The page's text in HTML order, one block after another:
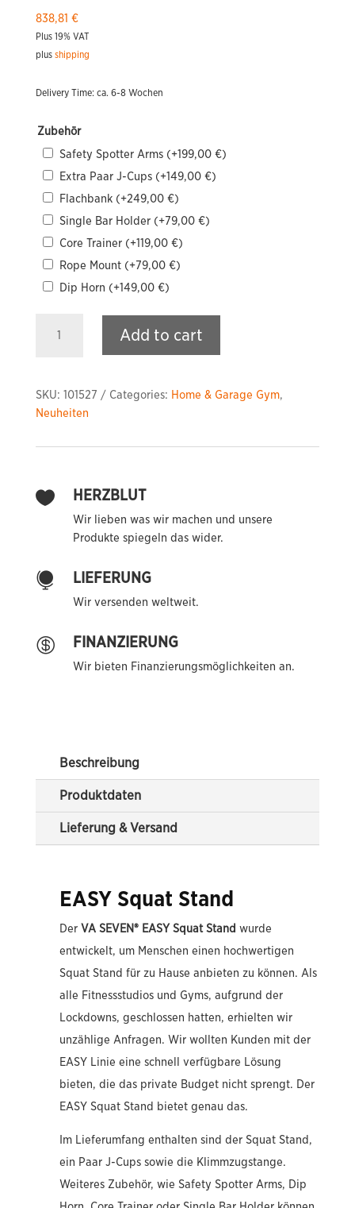
838,81 €
Plus 19% VAT
plus shipping
Delivery Time: ca. 6-8 Wochen
Zubehör
Safety Spotter Arms (+199,00 €)
Extra Paar J-Cups (+149,00 €)
Flachbank (+249,00 €)
Single Bar Holder (+79,00 €)
Core Trainer (+119,00 €)
Rope Mount (+79,00 €)
Dip Horn (+149,00 €)
Squat
Add to cart
SKU: 101527 Categories: Home & Garage Gym,
Neuheiten
 HERZBLUT
Wir lieben was wir machen und unsere
Produkte spiegeln das wider.
 LIEFERUNG
Wir versenden weltweit.
 FINANZIERUNG
Wir bieten Finanzierungsmöglichkeiten an.
Beschreibung
Produktdaten
Lieferung & Versand
EASY Squat Stand
Der VA SEVEN® EASY Squat Stand wurde
entwickelt, um Menschen einen hochwertigen
Squat Stand für zu Hause anbieten zu können. Als
alle Fitnessstudios und Gyms, aufgrund der
Lockdowns, geschlossen hatten, erhielten wir
unzählige Anfragen. Wir wollten Kunden mit der
EASY Linie eine schnell verfügbare Lösung
bieten, die das private Budget nicht sprengt. Der
EASY Squat Stand bietet genau das.
Im Lieferumfang enthalten sind der Squat Stand,
ein Paar J-Cups sowie die Klimmzugstange.
Weiteres Zubehör, wie Safety Spotter Arms, Dip